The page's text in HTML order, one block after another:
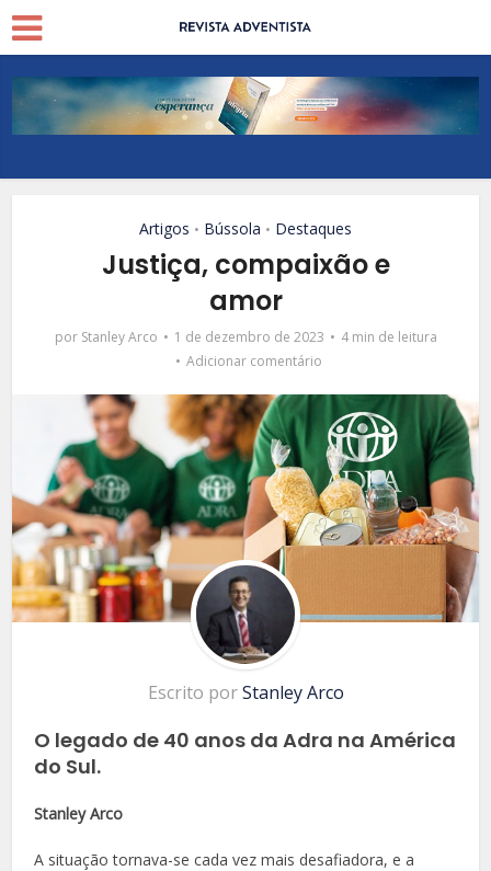
Artigos • Bússola • Destaques
Justiça, compaixão e
amor
por Stanley Arco 1 de dezembro de 2023
4 min de leitura
Adicionar comentário
Escrito porStanley Arco
O legado de 40 anos da Adra na América
do Sul.
Stanley Arco
A situação tornava-se cada vez mais desafiadora, e a